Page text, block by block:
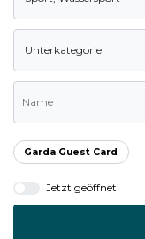
Unterkategorie
Garda Guest Card
Jetzt geöffnet